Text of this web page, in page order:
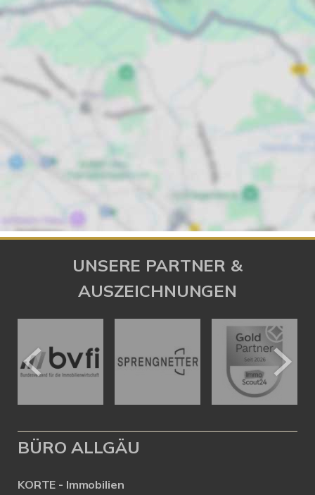
UNSERE PARTNER &
AUSZEICHNUNGEN
BÜRO ALLGÄU
KORTE - Immobilien